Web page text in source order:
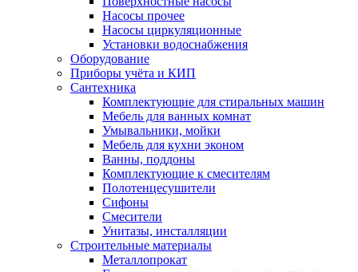
Насосы прочее
Насосы циркуляционные
Установки водоснабжения
Оборудование
Приборы учёта и КИП
Сантехника
Комплектующие для стиральных машин
Мебель для ванных комнат
Умывальники, мойки
Мебель для кухни эконом
Ванны, поддоны
Комплектующие к смесителям
Полотенцесушители
Сифоны
Смесители
Унитазы, инсталляции
Строительные материалы
Металлопрокат